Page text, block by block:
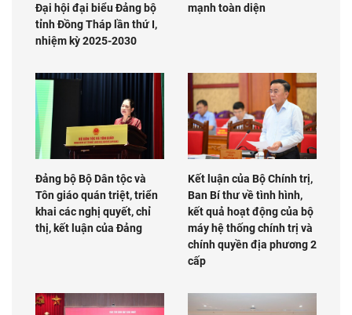
Đại hội đại biểu Đảng bộ
tỉnh Đồng Tháp lần thứ I,
nhiệm kỳ 2025-2030
mạnh toàn diện
Đảng bộ Bộ Dân tộc và
Tôn giáo quán triệt, triển
khai các nghị quyết, chỉ
thị, kết luận của Đảng
Kết luận của Bộ Chính trị,
Ban Bí thư về tình hình,
kết quả hoạt động của bộ
máy hệ thống chính trị và
chính quyền địa phương 2
cấp